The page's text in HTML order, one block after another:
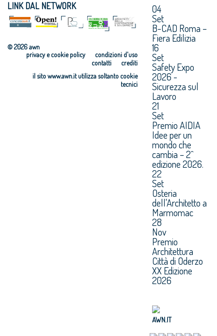
LINK DAL NETWORK
© 2026 awn
condizioni d'uso
privacy e cookie policy
crediti
contatti
il sito www.awn.it utilizza soltanto cookie
tecnici
04
Set
B-CAD Roma –
Fiera Edilizia
16
Set
Safety Expo
2026 -
Sicurezza sul
Lavoro
21
Set
Premio AIDIA
Idee per un
mondo che
cambia – 2^
edizione 2026.
22
Set
Osteria
dell'Architetto a
Marmomac
28
Nov
Premio
Architettura
Città di Oderzo
XX Edizione
2026
AWN.IT